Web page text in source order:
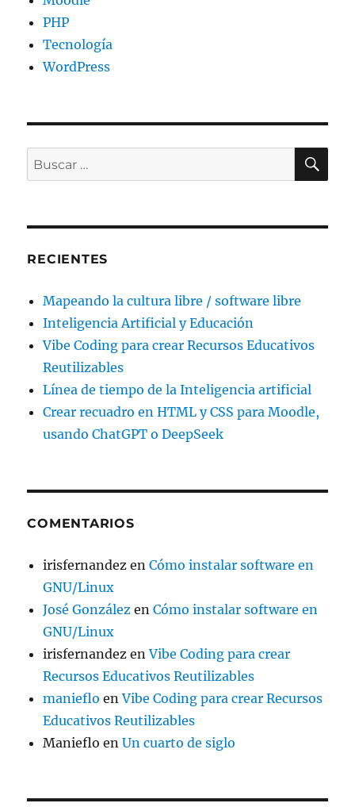
PHP
Tecnología
WordPress
Buscar
por:
RECIENTES
Mapeando la cultura libre / software libre
Inteligencia Artificial y Educación
Vibe Coding para crear Recursos Educativos
Reutilizables
Línea de tiempo de la Inteligencia artificial
Crear recuadro en HTML y CSS para Moodle,
usando ChatGPT o DeepSeek
COMENTARIOS
irisfernandez enCómo instalar software en
GNU/Linux
José González enCómo instalar software en
GNU/Linux
irisfernandez enVibe Coding para crear
Recursos Educativos Reutilizables
manieflo enVibe Coding para crear Recursos
Educativos Reutilizables
Manieflo enUn cuarto de siglo